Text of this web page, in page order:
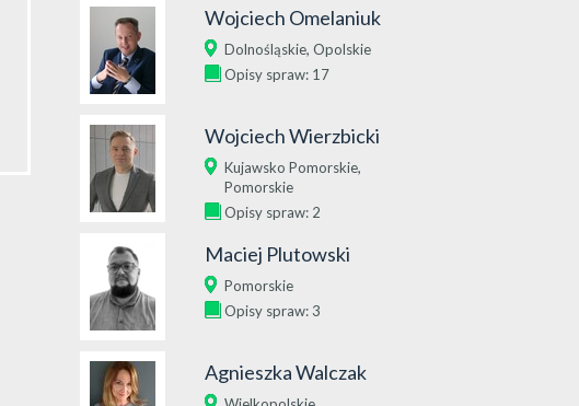
Wojciech Omelaniuk
Dolnośląskie, Opolskie
Opisy spraw: 17
Wojciech Wierzbicki
Kujawsko Pomorskie,
Pomorskie
Opisy spraw: 2
Maciej Plutowski
Pomorskie
Opisy spraw: 3
Agnieszka Walczak